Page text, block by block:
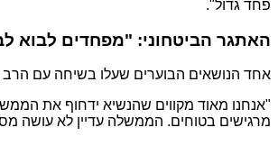
פחד גדול".
האתגר הביטחוני: "מפחדים לבוא
אחד הנושאים הבוערים שעלו בשיחה עם הרב
"אנחנו מאוד מקווים שהנשיא ידחוף את
מרגישים בטוחים. הממשלה עדיין לא עושה